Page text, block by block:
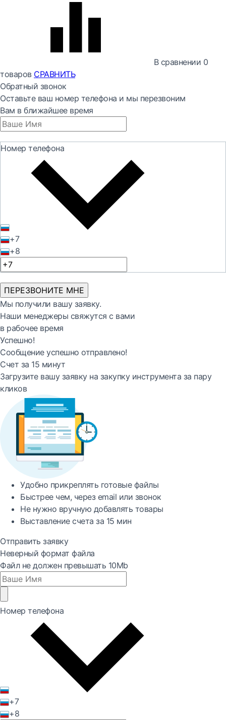
В сравнении 0
товаров СРАВНИТЬ
Обратный звонок
Оставьте ваш номер телефона и мы перезвоним
Вам в ближайшее время
Номер телефона
+7
+8
ПЕРЕЗВОНИТЕ МНЕ
Мы получили вашу заявку.
Наши менеджеры свяжутся с вами
в рабочее время
Успешно!
Сообщение успешно отправлено!
Счет за 15 минут
Загрузите вашу заявку на закупку инструмента за пару
кликов
Удобно прикреплять готовые файлы
Быстреечем, через email или звонок
Не нужно вручную добавлять товары
Выставление счета за 15 мин
Отправить заявку
Неверный формат файла
Файл не должен превышать 10Mb
Номер телефона
+7
+8